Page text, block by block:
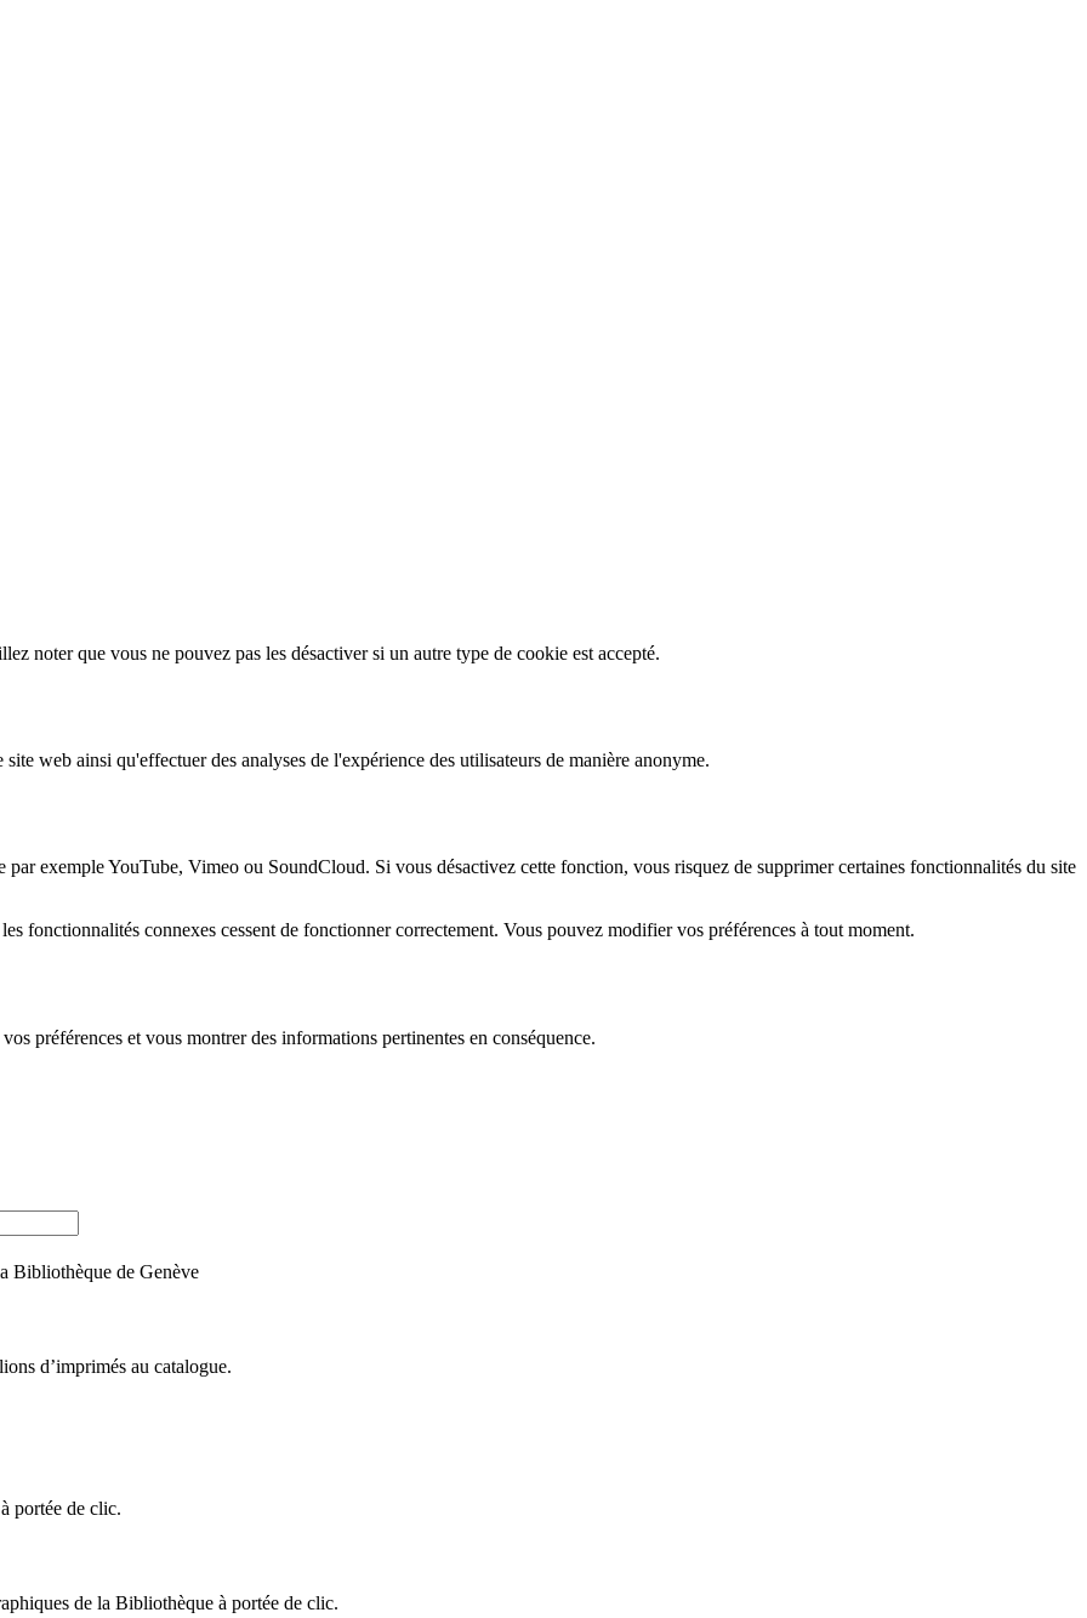
noter que vous ne pouvez pas les désactiver si un autre type de cookie est accepté.
web ainsi qu'effectuer des analyses de l'expérience des utilisateurs de manière anonyme.
exemple YouTube, Vimeo ou SoundCloud. Si vous désactivez cette fonction, vous risquez de supprimer certaines fonctionnalités du site
fonctionnalités connexes cessent de fonctionner correctement. Vous pouvez modifier vos préférences à tout moment.
préférences et vous montrer des informations pertinentes en conséquence.
Bibliothèque de Genève
d’imprimés au catalogue.
portée de clic.
de la Bibliothèque à portée de clic.